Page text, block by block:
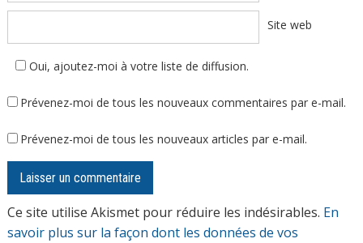
Site web
Oui, ajoutez-moi à votre liste de diffusion.
Prévenez-moi de tous les nouveaux commentaires par e-mail.
Prévenez-moi de tous les nouveaux articles par e-mail.
Ce site utilise Akismet pour réduire les indésirables. En
savoir plus sur la façon dont les données de vos